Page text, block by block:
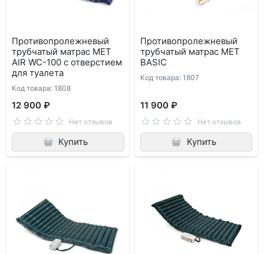
Противопролежневый
трубчатый матрас MET
AIR WC-100 с отверстием
для туалета
Код товара: 1808
12 900 ₽
Нет отзывов
Купить
Противопролежневый
трубчатый матрас MET
BASIC
Код товара: 1807
11 900 ₽
Нет отзывов
Купить